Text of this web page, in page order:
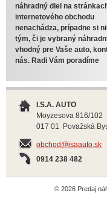
náhradný diel na
internetového obchodu
nenachádza, prípadne si
tým, či je vybraný
vhodný pre Vaše auto,
nás. Radi Vám poradíme
I.S.A. AUTO
Moyzesova 816/102
017 01 Považská
obchod@isaauto.sk
0914 238 482
© 2026 Predaj